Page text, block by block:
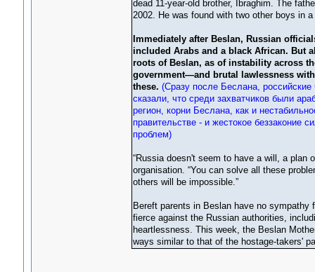
dead 11-year-old brother, Ibraghim. The
2002. He was found with two other boys in
Immediately after Beslan, Russian
included Arabs and a black African. But
roots of Beslan, as of instability across
government—and brutal lawlessness
these. (Сразу после Беслана,
сказали, что среди захватчиков были
регион, корни Беслана, как и
правительстве - и жестокое беззаконие
проблем)
“Russia doesn't seem to have a will, a plan
organisation. “You can solve all these
others will be impossible.”
Bereft parents in Beslan have no sympathy
fierce against the Russian authorities,
heartlessness. This week, the Beslan
ways similar to that of the hostage-takers'